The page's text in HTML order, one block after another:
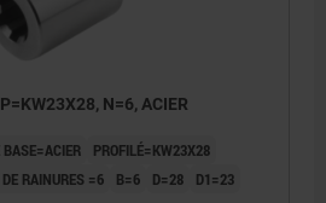
N=6, ACIER
BASE=ACIER
PROFILÉ=KW23X28
RAINURES =6 B=6 D=28 D1=23